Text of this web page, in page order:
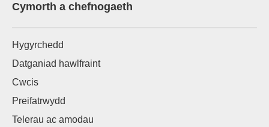
Cymorth a chefnogaeth
Hygyrchedd
Datganiad hawlfraint
Cwcis
Preifatrwydd
Telerau ac amodau